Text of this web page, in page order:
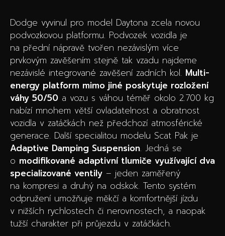
Dodge vyvinul pro model Daytona zcela novou
podvozkovou platformu. Podvozek vozidla je
na přední nápravě tvořen nezávislým více
prvkovým zavěšením stejně tak vzadu najdeme
nezávislé integrované zavěšení zadních kol. Multi-
energy platform mimo jiné poskytuje rozložení
váhy 50/50 a vozu s váhou téměř okolo 2.700 kg
nabízí mnohem větší ovladatelnost a obratnost
vozidla v zatáčkách než předchozí atmosférické
generace. Další specialitou modelu Scat Pak je
Adaptive Damping Suspension. Jedná se
o modifikované adaptivní tlumiče využívající dva
specializované ventily – jeden zaměřený
na kompresi a druhý na odskok. Tento systém
odpružení umožňuje měkčí a komfortnější jízdu
v nižších rychlostech či nerovnostech, a naopak
tužší charakter při průjezdu v zatáčkách.